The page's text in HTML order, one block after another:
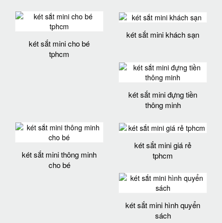
két sắt mini cho bé
tphcm
két sắt mini khách sạn
két sắt mini đựng tiền
thông minh
két sắt mini thông minh
cho bé
két sắt mini giá rẻ
tphcm
két sắt mini hình quyển
sách